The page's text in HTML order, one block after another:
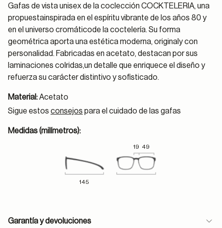
Gafas de vista unisex de la coclección COCKTELERIA, una
propuestainspirada en el espíritu vibrante de los años 80 y
en el universo cromáticode la coctelería. Su forma
geométrica aporta una estética moderna, originaly con
personalidad. Fabricadas en acetato, destacan por sus
laminaciones colridas,un detalle que enriquece el diseño y
refuerza su carácter distintivo y sofisticado.
Material:Acetato
Sigue estos consejos para el cuidado de las gafas
Medidas (milímetros):
19 49
145
Garantía y devoluciones